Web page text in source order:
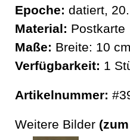
Epoche: datiert,
Material: Postkarte
Maße: Breite: 10
Verfügbarkeit: 1
Artikelnummer:
Weitere Bilder